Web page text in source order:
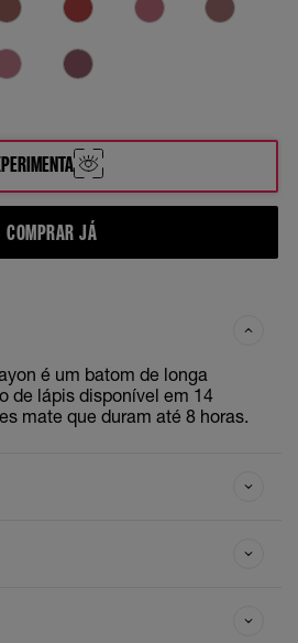
COMPRAR JÁ
é um batom de longa
de lápis disponível em 14
mate que duram até 8 horas.